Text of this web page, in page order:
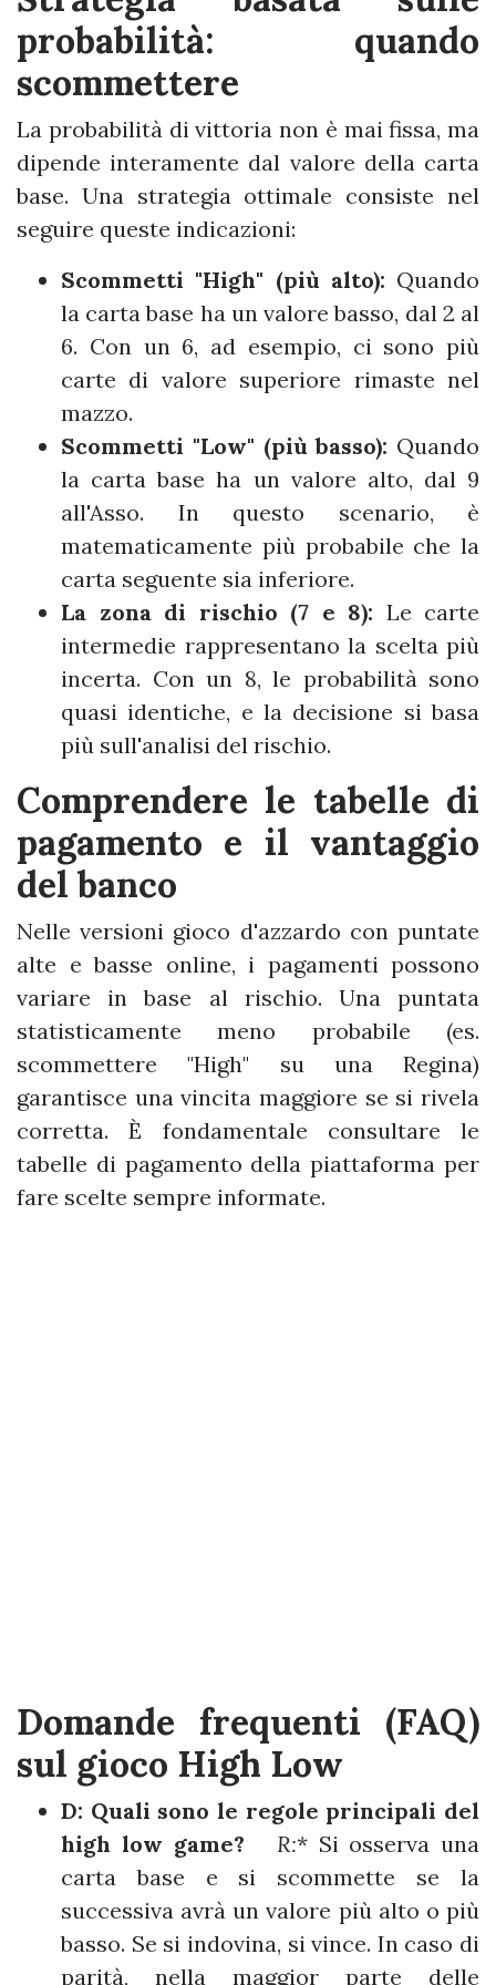
probabilità: quando
scommettere
La probabilità di vittoria non è mai fissa, ma
dipende interamente dal valore della carta
base. Una strategia ottimale consiste nel
seguire queste indicazioni:
Scommetti "High" (più alto): Quando
la carta base ha un valore basso, dal 2 al
6. Con un 6, ad esempio, ci sono più
carte di valore superiore rimaste nel
mazzo.
Scommetti "Low" (più basso): Quando
la carta base ha un valore alto, dal 9
all'Asso. In questo scenario, è
matematicamente più probabile che la
carta seguente sia inferiore.
La zona di rischio (7 e 8): Le carte
intermedie rappresentano la scelta più
incerta. Con un 8, le probabilità sono
quasi identiche, e la decisione si basa
più sull'analisi del rischio.
Comprendere le tabelle di
pagamento e il vantaggio
del banco
Nelle versioni gioco d'azzardo con puntate
alte e basse online, i pagamenti possono
variare in base al rischio. Una puntata
statisticamente meno probabile (es.
scommettere "High" su una Regina)
garantisce una vincita maggiore se si rivela
corretta. È fondamentale consultare le
tabelle di pagamento della piattaforma per
fare scelte sempre informate.
Domande frequenti (FAQ)
sul gioco High Low
D: Quali sono le regole principali del
high low game? R:* Si osserva una
carta base e si scommette se la
successiva avrà un valore più alto o più
basso. Se si indovina, si vince. In caso di
parità, nella maggior parte delle